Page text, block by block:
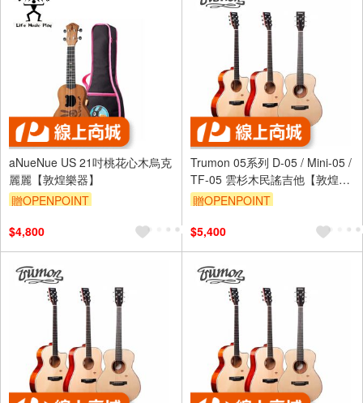
aNueNue US 21吋桃花心木烏克
麗麗【敦煌樂器】
贈OPENPOINT
$4,800
Trumon 05系列 D-05 / Mini-05 /
TF-05 雲杉木民謠吉他【敦煌樂
器】
贈OPENPOINT
$5,400